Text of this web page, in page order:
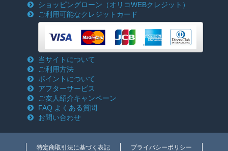
ショッピングローン （オリコWEBクレジット）
ご利用可能なクレジットカード
当サイトについて
ご利用方法
ポイントについて
アフターサービス
ご友人紹介キャンペーン
FAQ よくある質問
お問い合わせ
特定商取引法に基づく表記 プライバシーポリシー